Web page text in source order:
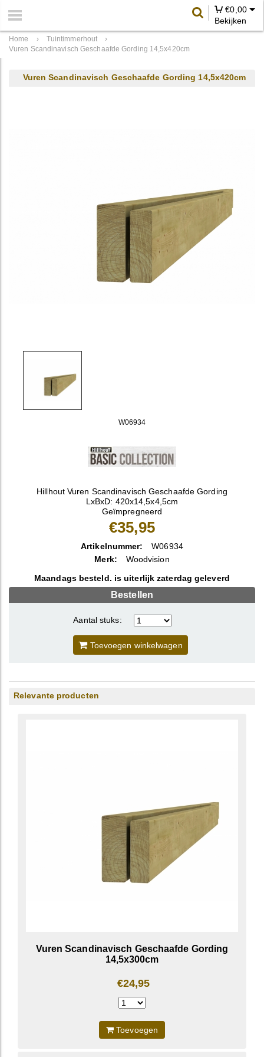
€0,00
Bekijken
Home › Tuintimmerhout
›
Vuren Scandinavisch Geschaafde Gording 14,5x420cm
Vuren Scandinavisch Geschaafde Gording 14,5x420cm
W06934
Hillhout Vuren Scandinavisch Geschaafde Gording
LxBxD: 420x14,5x4,5cm
Geïmpregneerd
€35,95
Artikelnummer:
W06934
Merk:
Woodvision
Maandags besteld. is uiterlijk zaterdag geleverd
Bestellen
Aantal stuks:
Toevoegen winkelwagen
Relevante producten
Vuren Scandinavisch Geschaafde Gording
14,5x300cm
€24,95
Toevoegen